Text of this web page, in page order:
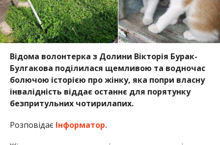
Відома волонтерка з Долини Вікторія Бурак-
Булгакова поділилася щемливою та водночас
болючою історією про жінку, яка попри власну
інвалідність віддає останнє для порятунку
безпритульних чотирилапих.
Розповідає Інформатор.